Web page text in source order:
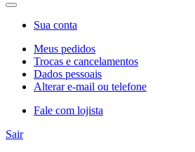
Sua conta
Meus pedidos
Trocas e cancelamentos
Dados pessoais
Alterar e-mail ou telefone
Fale com lojista
Sair